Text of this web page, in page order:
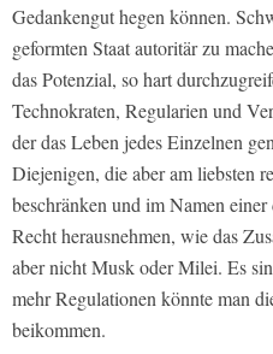
Gedankengut hegen können.
geformten Staat autoritär zu
das Potenzial, so hart
Technokraten, Regularien und
der das Leben jedes Einzelnen
Diejenigen, die aber am liebsten
beschränken und im Namen
Recht herausnehmen, wie das
aber nicht Musk oder Milei. Es
mehr Regulationen könnte man
beikommen.